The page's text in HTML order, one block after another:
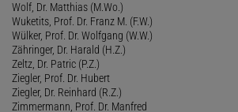
Wolf, Dr. Matthias (M.Wo.)
Wuketits, Prof. Dr. Franz M. (F.W.)
Wülker, Prof. Dr. Wolfgang (W.W.)
Zähringer, Dr. Harald (H.Z.)
Zeltz, Dr. Patric (P.Z.)
Ziegler, Prof. Dr. Hubert
Ziegler, Dr. Reinhard (R.Z.)
Zimmermann, Prof. Dr. Manfred